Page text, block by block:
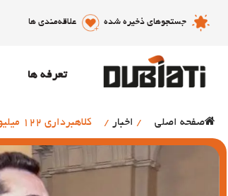
جستجوهای ذخیره شده علاقه‌مندی ها
تعرفه ها
صفحه اصلی / اخبار / کلاهبرداری 122 میلیون دلاری از گوگل و متا با ارسال فاکتورهای جعلی